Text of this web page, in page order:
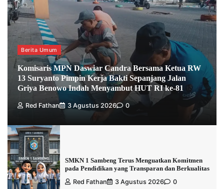
Berita Umum
Komisaris MPN Daswiar Candra Bersama Ketua RW
13 Suryanto Pimpin Kerja Bakti Sepanjang Jalan
Griya Benowo Indah Menyambut HUT RI ke-81
Red Fathan 3 Agustus 2026 0
SMKN 1 Sambeng Terus Menguatkan Komitmen
pada Pendidikan yang Transparan dan Berkualitas
Red Fathan
3 Agustus 2026 0